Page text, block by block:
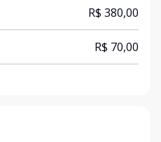
R$ 380,00
R$ 70,00